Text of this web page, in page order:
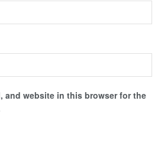
and website in this browser for the